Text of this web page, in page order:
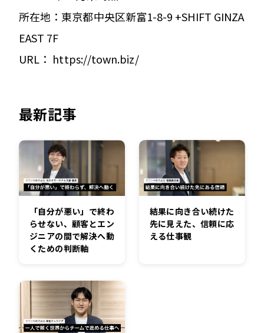
所在地：東京都中央区新富1-8-9 +SHIFT GINZA
EAST 7F
URL： https://town.biz/
最新記事
「自分が悪い」で終わ
らせない、顧客とエン
ジニアの間で解決へ動
くための判断軸
結果に向き合い続けた
先に見えた、信頼に応
える仕事観